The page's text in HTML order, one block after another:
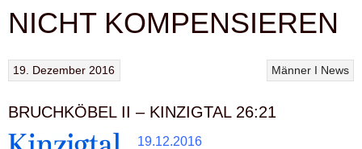
NICHT KOMPENSIEREN
Männer I News
19. Dezember 2016
BRUCHKÖBEL II – KINZIGTAL 26:21
19.12.2016